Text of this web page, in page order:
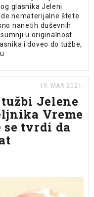
glasnika Jeleni
nematerijalne štete
nanetih duševnih
u originalnost
i doveo do tužbe,
19. MAR 2021.
Jelene
Vreme
se tvrdi da